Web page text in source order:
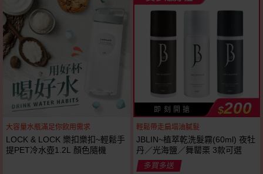
大容量水瓶滿足你飲用需求
LOCK & LOCK 樂扣樂扣~輕鬆手
提PET冷水壺1.2L 顏色隨機
即 刻 開 搶 $200
輕鬆帶走扁塌油膩髮
JBLIN~植萃乾洗髮霧(60ml) 夜牡
丹／光海鹽／舞罌栗 3款可選
多買多送